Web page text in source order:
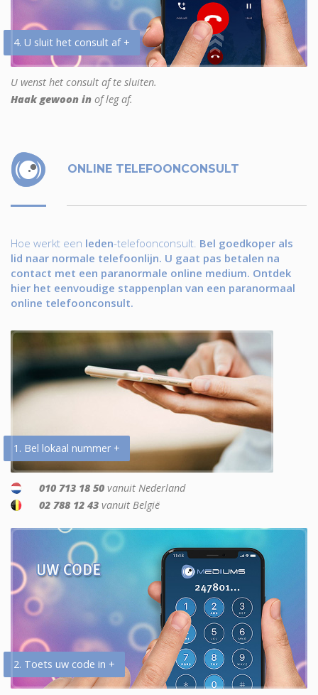
4. U sluit het consult af +
U wenst het consult af te sluiten.
Haak gewoon in of leg af.
ONLINE TELEFOONCONSULT
Hoe werkt een leden-telefoonconsult. Bel goedkoper als
lid naar normale telefoonlijn. U gaat pas betalen na
contact met een paranormale online medium. Ontdek
hier het eenvoudige stappenplan van een paranormaal
online telefoonconsult.
1. Bel lokaal nummer +
010 713 18 50 vanuit Nederland
02 788 12 43 vanuit België
2. Toets uw code in +